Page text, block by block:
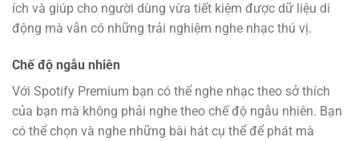
ích và giúp cho người dùng vừa tiết kiệm được dữ liệu di
động mà vẫn có những trải nghiệm nghe nhạc thú vị.
Chế độ ngẫu nhiên
Với Spotify Premium bạn có thể nghe nhạc theo sở thích
của bạn mà không phải nghe theo chế độ ngẫu nhiên. Bạn
có thể chọn và nghe những bài hát cụ thể để phát mà